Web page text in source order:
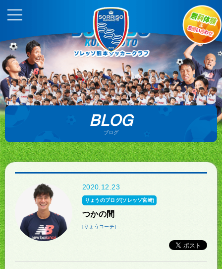
BLOG
ブログ
2020.12.23
りょうのブログ(ソレッソ宮崎)
つかの間
[りょうコーチ]